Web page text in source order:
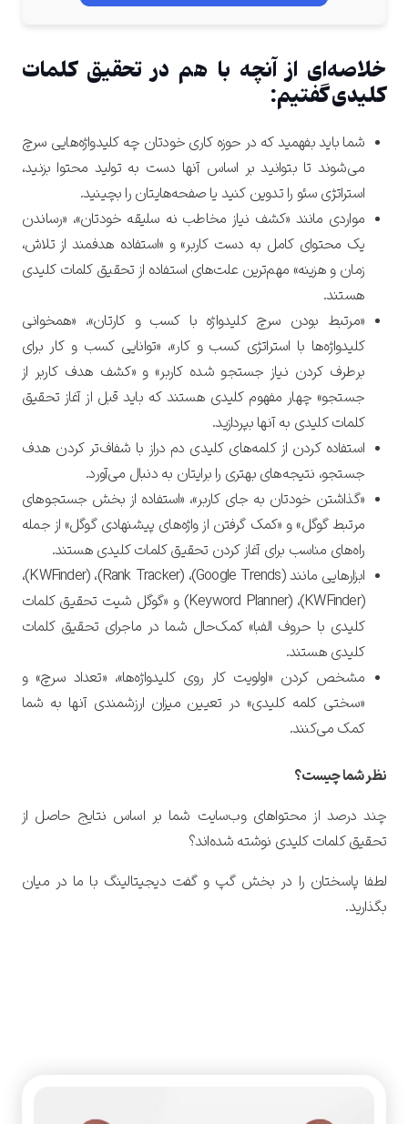
خلاصه‌ای از آنچه با هم در تحقیق کلمات
کلیدی گفتیم:
شما باید بفهمید که در حوزه کاری خودتان چه کلیدواژه‌هایی سرچ
می‌شوند تا بتوانید بر اساس آنها دست به تولید محتوا بزنید،
استراتژی سئو را تدوین کنید یا صفحه‌هایتان را بچینید.
مواردی مانند «کشف نیاز مخاطب نه سلیقه خودتان»، «رساندن
یک محتوای کامل به دست کاربر» و «استفاده هدفمند از تلاش،
زمان و هزینه» مهم‌ترین علت‌های استفاده از تحقیق کلمات کلیدی
هستند.
«مرتبط بودن سرچ کلیدواژه با کسب و کارتان»، «همخوانی
کلیدواژه‌ها با استراتژی کسب و کار»، «توانایی کسب و کار برای
برطرف کردن نیاز جستجو شده کاربر» و «کشف هدف کاربر از
جستجو» چهار مفهوم کلیدی هستند که باید قبل از آغاز تحقیق
کلمات کلیدی به آنها بپردازید.
استفاده کردن از کلمه‌های کلیدی دم دراز با شفاف‌تر کردن هدف
جستجو، نتیجه‌های بهتری را برایتان به دنبال می‌آورد.
«گذاشتن خودتان به جای کاربر»، «استفاده از بخش جستجوهای
مرتبط گوگل» و «کمک گرفتن از واژه‌های پیشنهادی گوگل» از جمله
راه‌های مناسب برای آغاز کردن تحقیق کلمات کلیدی هستند.
ابزارهایی مانند (Google Trends)، (Rank Tracker)، (KWFinder)،
(KWFinder)، (Keyword Planner) و «گوگل شیت تحقیق کلمات
کلیدی با حروف الفبا» کمک‌حال شما در ماجرای تحقیق کلمات
کلیدی هستند.
مشخص کردن «اولویت کار روی کلیدواژه‌ها»، «تعداد سرچ» و
«سختی کلمه کلیدی» در تعیین میزان ارزشمندی آنها به شما
کمک می‌کنند.
نظر شما چیست؟
چند درصد از محتواهای وب‌سایت شما بر اساس نتایج حاصل از
تحقیق کلمات کلیدی نوشته‌ شده‌اند؟
لطفا پاسختان را در بخش گپ و گفت دیجیتالینگ با ما در میان
بگذارید.